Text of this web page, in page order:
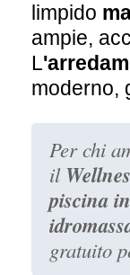
limpido
ampie,
L
moderno,
Per chi
il
piscina
gratuito